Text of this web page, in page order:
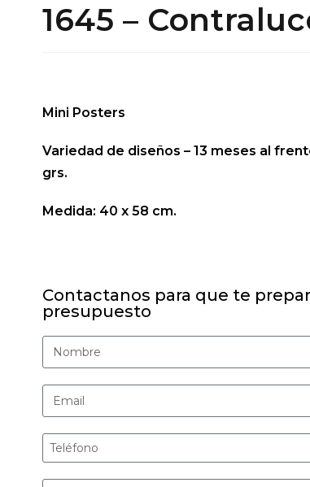
1645 –
Mini Posters
Variedad de diseños – 13 meses al
grs.
Medida: 40 x 58 cm.
Contactanos para que te
presupuesto